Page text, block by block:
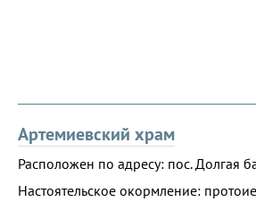
Артемиевский храм
Расположен по адресу: пос. Долгая
Настоятельское окормление: